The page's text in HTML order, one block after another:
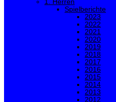
1. Herren
Spielberichte
2023
2022
2021
2020
2019
2018
2017
2016
2015
2014
2013
2012